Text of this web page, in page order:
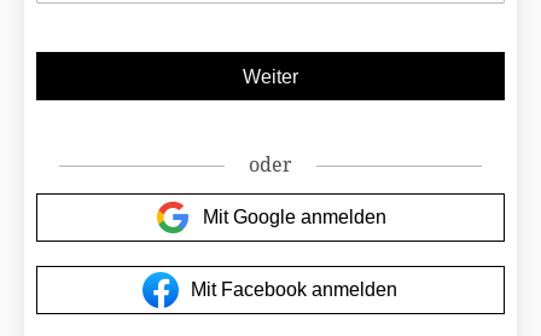
oder
Mit Google anmelden
Mit Facebook anmelden